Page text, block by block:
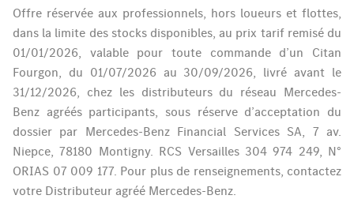
Offre réservée aux professionnels, hors loueurs et flottes,
dans la limite des stocks disponibles, au prix tarif remisé du
01/01/2026, valable pour toute commande d’un Citan
Fourgon, du 01/07/2026 au 30/09/2026, livré avant le
31/12/2026, chez les distributeurs du réseau Mercedes-
Benz agréés participants, sous réserve d’acceptation du
dossier par Mercedes-Benz Financial Services SA, 7 av.
Niepce, 78180 Montigny. RCS Versailles 304 974 249, N°
ORIAS 07 009 177. Pour plus de renseignements, contactez
votre Distributeur agréé Mercedes-Benz.